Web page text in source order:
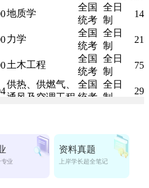
地质学
全国
统考
全日
制
14
力学
全国
统考
全日
制
21
土木工程
全国
统考
全日
制
75
供热、供燃气、
通风及空调工程
全国
统考
全日
制
29
矿物加工工程
全国
统考
全日
安全科学与工程
全国 全日